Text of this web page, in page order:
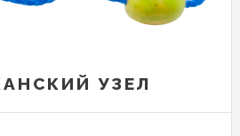
УЗЕЛ